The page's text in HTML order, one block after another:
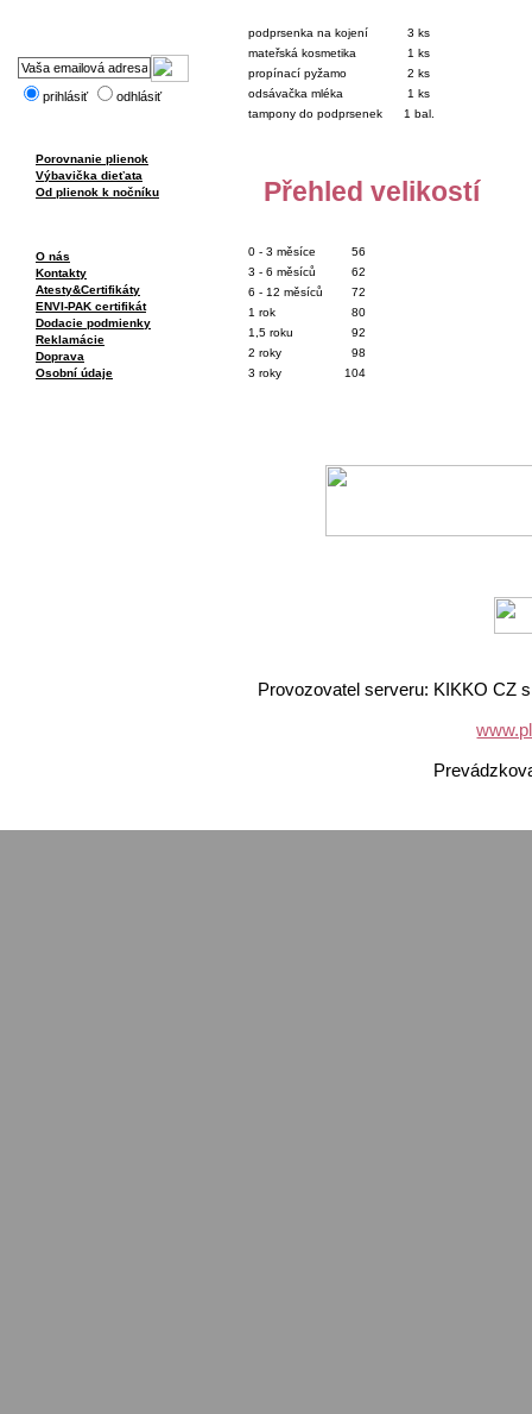
prihlásiť odhlásiť
Porovnanie plienok
Výbavička dieťata
Od plienok k nočníku
O nás
Kontakty
Atesty&Certifikáty
ENVI-PAK certifikát
Dodacie podmienky
Reklamácie
Doprava
Osobní údaje
podprsenka na kojení
3 ks
mateřská kosmetika
1 ks
propínací pyžamo
2 ks
odsávačka mléka
1 ks
tampony do podprsenek
1 bal.
Přehled velikostí
0 - 3 měsíce
56
3 - 6 měsíců
62
6 - 12 měsíců
72
1 rok
80
1,5 roku
92
2 roky
98
3 roky
104
Provozovatel serveru: KIKKO CZ